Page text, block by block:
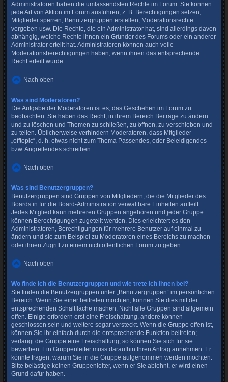
Administratoren haben die umfassendsten Rechte im Forum. Sie können
jede Art von Aktion im Forum ausführen; z. B. Berechtigungen setzen,
Mitglieder sperren, Benutzergruppen erstellen, Moderationsrechte
vergeben usw. Die Rechte, die ein Administrator hat, sind allerdings davon
abhängig, welche Rechte ihnen ein Gründer des Forums oder ein anderer
Administrator erteilt hat. Administratoren können auch volle
Moderationsberechtigungen haben, wenn ihnen das entsprechende
Recht erteilt wurde.
Nach oben
Was sind Moderatoren?
Die Aufgabe der Moderatoren ist es, das Geschehen im Forum zu
beobachten. Sie haben das Recht, in ihrem Bereich Beiträge zu ändern
und zu löschen und Themen zu schließen, zu öffnen, zu verschieben und
zu teilen. Üblicherweise verhindern Moderatoren, dass Mitglieder
„offtopic“, d. h. etwas nicht zum Thema Passendes, oder Beleidigendes
bzw. Angreifendes schreiben.
Nach oben
Was sind Benutzergruppen?
Benutzergruppen sind Gruppen von Mitgliedern, die die Mitglieder des
Boards in für die Board-Administration verwaltbare Einheiten aufteilt.
Jedes Mitglied kann mehreren Gruppen angehören und jeder Gruppe
können Berechtigungen zugeteilt werden. Dies erleichtert es den
Administratoren, Berechtigungen für mehrere Benutzer auf einmal zu
ändern und sie zum Beispiel zu Moderatoren eines Bereichs zu machen
oder ihnen Zugriff zu einem nichtöffentlichen Forum zu geben.
Nach oben
Wo finde ich die Benutzergruppen und wie trete ich ihnen bei?
Sie finden die Benutzergruppen unter „Benutzergruppen“ im persönlichen
Bereich. Wenn Sie einer beitreten möchten, können Sie dies mit der
entsprechenden Schaltfläche machen. Nicht alle Gruppen sind allgemein
offen. Einige erfordern erst eine Freischaltung, andere können
geschlossen sein und weitere sogar versteckt. Wenn die Gruppe offen ist,
können Sie ihr einfach durch die entsprechende Funktion beitreten;
verlangt die Gruppe eine Freischaltung, so können Sie sich für sie
bewerben. Ein Gruppenleiter muss daraufhin Ihren Antrag annehmen. Er
könnte fragen, warum Sie in die Gruppe aufgenommen werden möchten.
Bitte belästige keinen Gruppenleiter, wenn er Sie ablehnt, er wird einen
Grund dafür haben.